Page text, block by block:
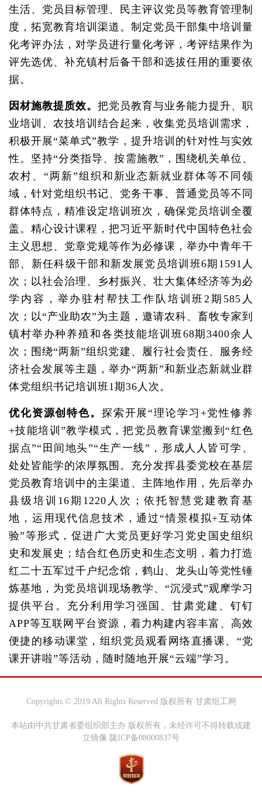
生活、党员目标管理、民主评议党员等教育管理制
度，拓宽教育培训渠道。制定党员干部集中培训量
化考评办法，对学员进行量化考评，考评结果作为
评先选优、补充镇村后备干部和选拔任用的重要依
据。
因材施教提质效。 把党员教育与业务能力提升、职
业培训、农技培训结合起来，收集党员培训需求，
积极开展“菜单式”教学，提升培训的针对性与实效
性。坚持“分类指导、按需施教”，围绕机关单位、
农村、“两新”组织和新业态新就业群体等不同领
域，针对党组织书记、党务干事、普通党员等不同
群体特点，精准设定培训班次，确保党员培训全覆
盖。精心设计课程，把习近平新时代中国特色社会
主义思想、党章党规等作为必修课，举办中青年干
部、新任科级干部和新发展党员培训班6期1591人
次；以社会治理、乡村振兴、壮大集体经济等为必
学内容，举办驻村帮扶工作队培训班2期585人
次；以“产业助农”为主题，邀请农科、畜牧专家到
镇村举办种养殖和各类技能培训班68期3400余人
次；围绕“两新”组织党建、履行社会责任、服务经
济社会发展等主题，举办“两新”和新业态新就业群
体党组织书记培训班1期36人次。
优化资源创特色。 探索开展“理论学习+党性修养
+技能培训”教学模式，把党员教育课堂搬到“红色
据点”“田间地头”“生产一线”，形成人人皆可学、
处处皆能学的浓厚氛围。充分发挥县委党校在基层
党员教育培训中的主渠道、主阵地作用，先后举办
县级培训16期1220人次；依托智慧党建教育基
地，运用现代信息技术，通过“情景模拟+互动体
验”等形式，促进广大党员更好学习党史国史组织
史和发展史；结合红色历史和生态文明，着力打造
红二十五军过千户纪念馆，鹤山、龙头山等党性锤
炼基地，为党员培训现场教学、“沉浸式”观摩学习
提供平台。充分利用学习强国、甘肃党建、钉钉
APP等互联网平台资源，着力构建内容丰富、高效
便捷的移动课堂，组织党员观看网络直播课、“党
课开讲啦”等活动，随时随地开展“云端”学习。
Copyrights © 2019 All Rights Reserved 版权所有 甘肃组工网
本站由中共甘肃省委组织部主办 版权所有，未经许可不得转载或建
立镜像 陇ICP备08000837号